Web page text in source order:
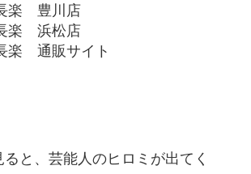
楽 豊川店
楽 浜松店
楽 通販サイト
と、芸能人のヒロミが出てく